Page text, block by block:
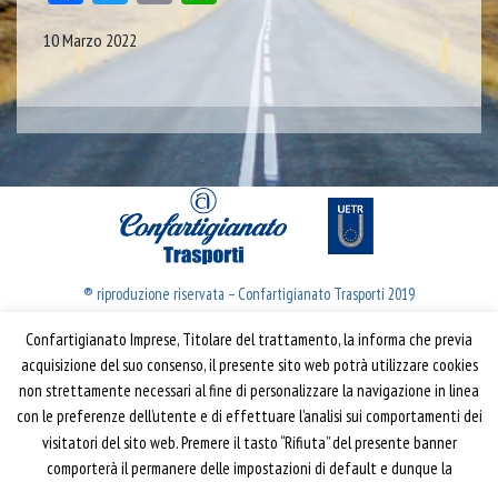
10 Marzo 2022
® riproduzione riservata – Confartigianato Trasporti 2019
Confartigianato Trasporti
Via S. Giovanni in Laterano, 152 | 00184 Roma
T: 06 70374.275
trasporti@confartigianato.it
Confartigianato Imprese, Titolare del trattamento, la informa che previa
acquisizione del suo consenso, il presente sito web potrà utilizzare cookies
non strettamente necessari al fine di personalizzare la navigazione in linea
con le preferenze dell’utente e di effettuare l’analisi sui comportamenti dei
visitatori del sito web. Premere il tasto “Rifiuta” del presente banner
comporterà il permanere delle impostazioni di default e dunque la